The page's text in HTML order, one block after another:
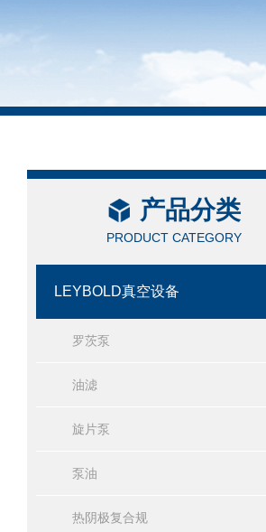
产品分类
PRODUCT CATEGORY
LEYBOLD真空设备
罗茨泵
油滤
旋片泵
泵油
热阴极复合规